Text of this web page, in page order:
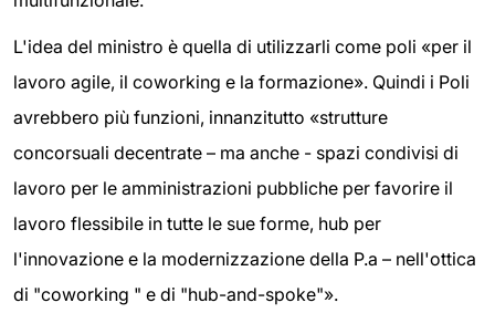
L'idea del ministro è quella di utilizzarli come poli «per il
lavoro agile, il coworking e la formazione». Quindi i Poli
avrebbero più funzioni, innanzitutto «strutture
concorsuali decentrate – ma anche - spazi condivisi di
lavoro per le amministrazioni pubbliche per favorire il
lavoro flessibile in tutte le sue forme, hub per
l'innovazione e la modernizzazione della P.a – nell'ottica
di "coworking " e di "hub-and-spoke"».